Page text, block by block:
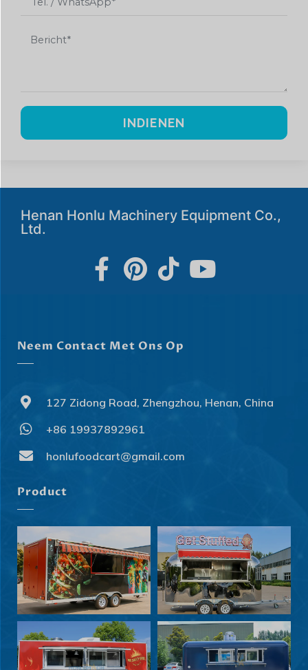
INDIENEN
Henan Honlu Machinery Equipment Co.,
Ltd.
Neem Contact Met Ons Op
127 Zidong Road, Zhengzhou, Henan, China
+86 19937892961
honlufoodcart@gmail.com
Product
Svenska